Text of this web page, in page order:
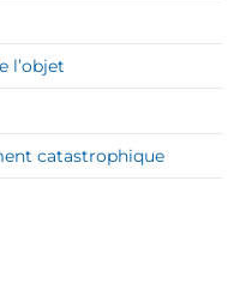
l’objet
catastrophique